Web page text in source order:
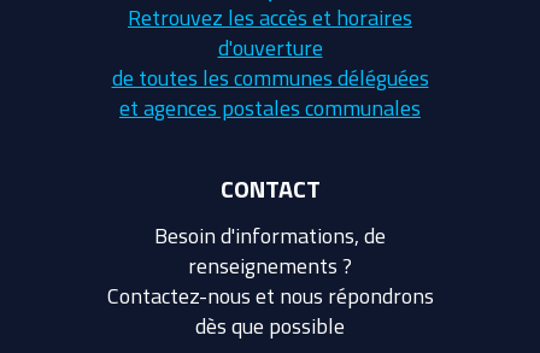
Retrouvez les accès et horaires
d'ouverture
de toutes les communes déléguées
et agences postales communales
CONTACT
Besoin d'informations, de
renseignements ?
Contactez-nous et nous répondrons
dès que possible